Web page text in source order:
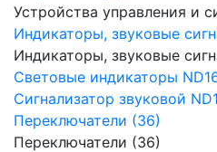
Устройства управления и
Индикаторы, звуковые
Индикаторы, звуковые
Световые индикаторы
Сигнализатор звуковой
Переключатели (36)
Переключатели (36)